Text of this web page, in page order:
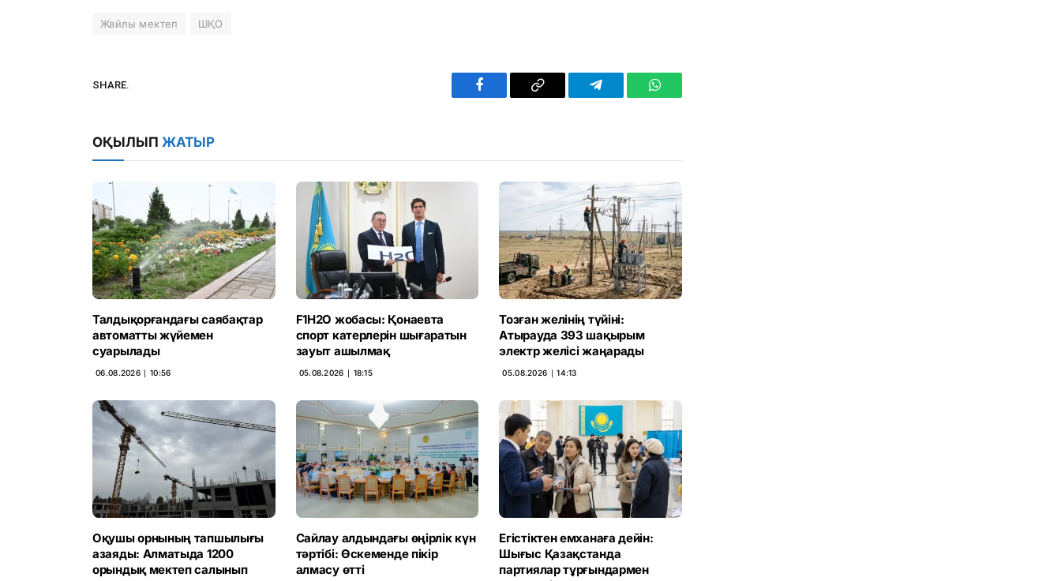
Жайлы мектеп ШҚО
SHARE.
Facebook Copy
Telegram WhatsApp
ОҚЫЛЫП ЖАТЫР
Талдықорғандағы саябақтар
автоматты жүйемен
суарылады
06.08.2026 ∣ 10:56
F1H2O жобасы: Қонаевта
спорт катерлерін шығаратын
зауыт ашылмақ
05.08.2026 ∣ 18:15
Тозған желінің түйіні:
Атырауда 393 шақырым
электр желісі жаңарады
05.08.2026 ∣ 14:13
Оқушы орнының тапшылығы
азаяды: Алматыда 1200
орындық мектеп салынып
Сайлау алдындағы өңірлік күн
тәртібі: Өскеменде пікір
алмасу өтті
Егістіктен емханаға дейін:
Шығыс Қазақстанда
партиялар тұрғындармен